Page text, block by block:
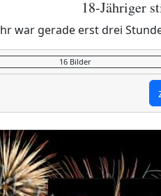
18-Jähriger
war gerade erst drei
16 Bilder